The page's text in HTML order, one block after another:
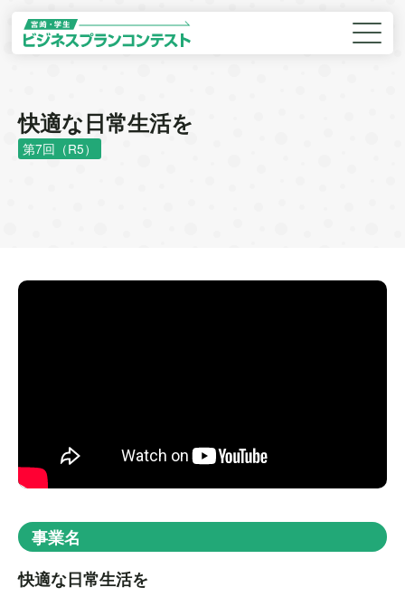
快適な日常生活を
第7回（R5）
事業名
快適な日常生活を